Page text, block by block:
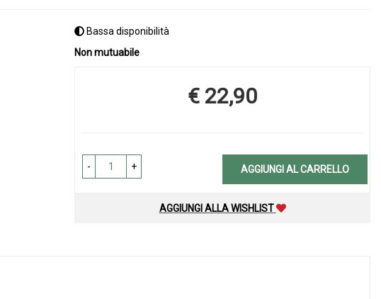
Bassa disponibilità
Non mutuabile
Prezzo
€ 22,90
- + AGGIUNGI AL CARRELLO
AGGIUNGI ALLA WISHLIST